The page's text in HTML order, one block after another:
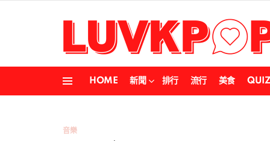
HOME 新聞 排行 流行 美食
音樂